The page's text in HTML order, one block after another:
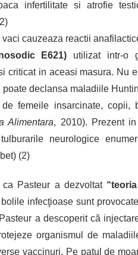
infertilitate si atrofie
cauzeaza reactii
E621) utilizat intr-o
criticat in aceasi masura. Nu
declansa maladiile
femeile insarcinate, copii,
Alimentara, 2010). Prezent
neurologice
(2)
Pasteur a dezvoltat
infecţioase sunt
a descoperit că
organismul de
vaccinuri. Pe patul de